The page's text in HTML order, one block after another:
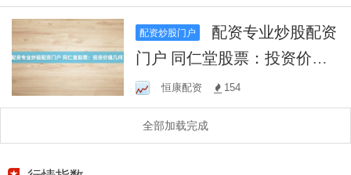
配资炒股门户
门户 同仁堂股票：投资价值
几何？恒康配资 154
全部加载完成